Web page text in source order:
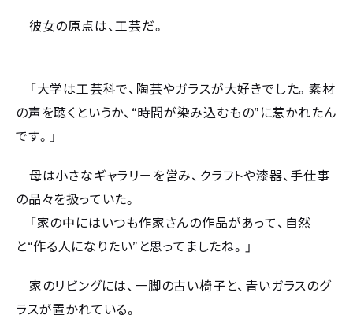
彼女の原点は、工芸だ。
「大学は工芸科で、陶芸やガラスが大好きでした。素材
の声を聴くというか、 “時間が染み込むもの”に惹かれたん
です。」
母は小さなギャラリーを営み、クラフトや漆器、手仕事
の品々を扱っていた。
「家の中にはいつも作家さんの作品があって、自然
と“作る人になりたい” と思ってましたね。」
家のリビングには、一脚の古い椅子と、青いガラスのグ
ラスが置かれている。